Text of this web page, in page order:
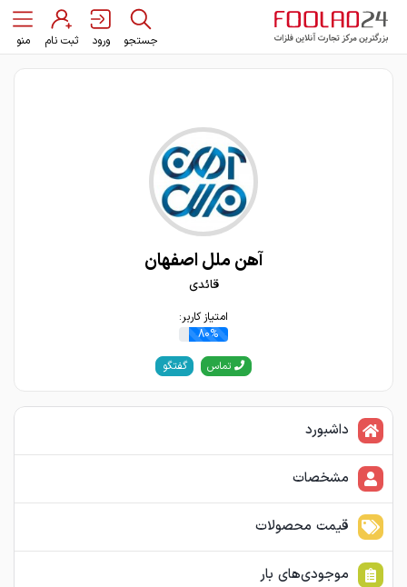
جستجو ورود ثبت نام منو
آهن ملل اصفهان
قائدی
امتیاز کاربر:
80%
تماس گفتگو
داشبورد
مشخصات
قیمت محصولات
موجودی‌های بار